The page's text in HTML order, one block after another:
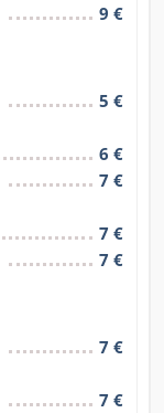
9 €
5 €
6 €
7 €
7 €
7 €
7 €
7 €